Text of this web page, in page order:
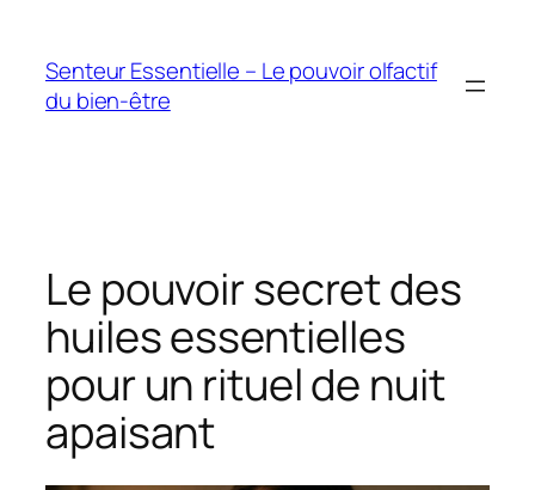
contenu
Senteur Essentielle – Le pouvoir olfactif
du bien-être
Le pouvoir secret des
huiles essentielles
pour un rituel de nuit
apaisant